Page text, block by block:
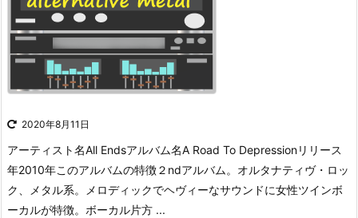
2020年8月11日
アーティスト名All Endsアルバム名A Road To Depressionリリース
年2010年このアルバムの特徴２ndアルバム。オルタナティヴ・ロッ
ク、メタル系。メロディックでヘヴィーなサウンドに女性ツインボ
ーカルが特徴。ボーカル片方 ...